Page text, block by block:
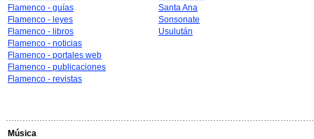
Flamenco - guías
Flamenco - leyes
Flamenco - libros
Flamenco - noticias
Flamenco - portales web
Flamenco - publicaciones
Flamenco - revistas
Santa Ana
Sonsonate
Usulután
Música